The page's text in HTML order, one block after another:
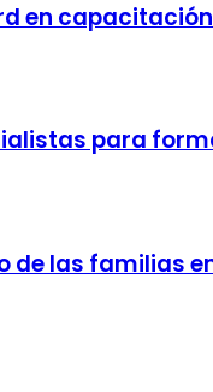
en capacitación
para
de las familias